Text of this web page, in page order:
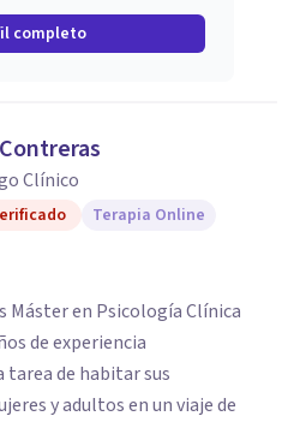
completo
Clínico
Terapia Online
Máster en Psicología Clínica
de experiencia
de habitar sus
y adultos en un viaje de